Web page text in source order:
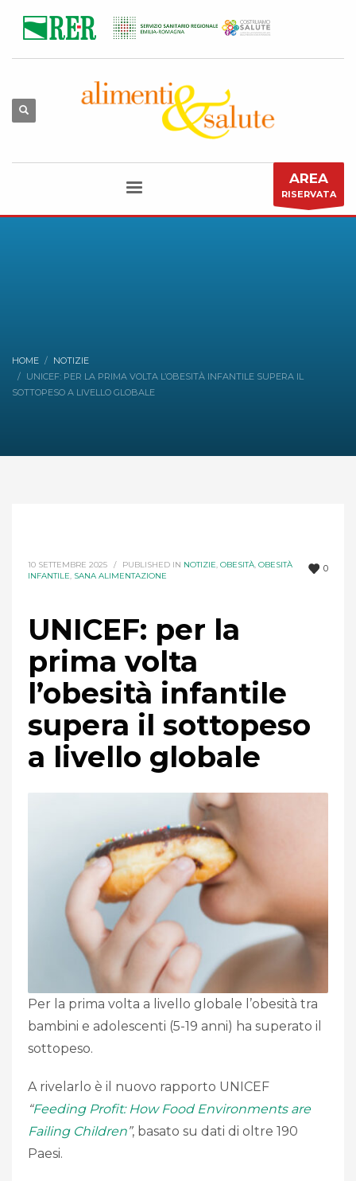
AREA
RISERVATA
HOME
NOTIZIE
UNICEF: PER LA PRIMA VOLTA L’OBESITÀ INFANTILE SUPERA IL
SOTTOPESO A LIVELLO GLOBALE
0
10 SETTEMBRE 2025 / PUBLISHED IN NOTIZIE, OBESITÀ, OBESITÀ
INFANTILE, SANA ALIMENTAZIONE
UNICEF: per la
prima volta
l’obesità infantile
supera il sottopeso
a livello globale
Per la prima volta a livello globale l’obesità tra
bambini e adolescenti (5-19 anni) ha superato il
sottopeso.
A rivelarlo è il nuovo rapporto UNICEF
“Feeding Profit: How Food Environments are
Failing Children”, basato su dati di oltre 190
Paesi.